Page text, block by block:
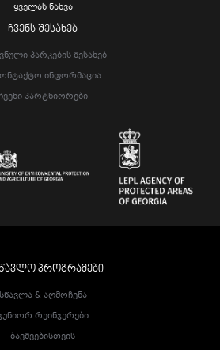
Ყველას Ნახვა
ᲩᲕᲔᲜᲡ ᲨᲔᲡᲐᲮᲔᲑ
Პარკების Შესახებ
Ინფორმაცია
Ჩვენი Პარტნიორები
ᲞᲠᲝᲒᲠᲐᲛᲔᲑᲘ
Სწავლა & Აღმოჩენა
Რეინჯერები
Ბავშვებისთვის